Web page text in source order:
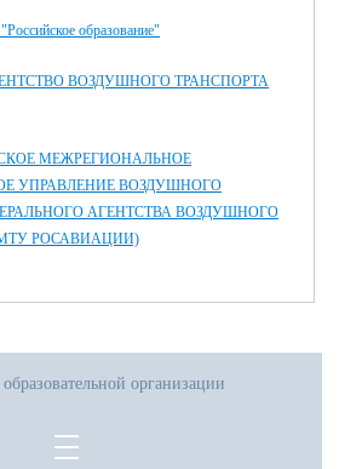
образование"
ВОЗДУШНОГО ТРАНСПОРТА
МЕЖРЕГИОНАЛЬНОЕ
УПРАВЛЕНИЕ ВОЗДУШНОГО
АГЕНТСТВА ВОЗДУШНОГО
РОСАВИАЦИИ)
организации